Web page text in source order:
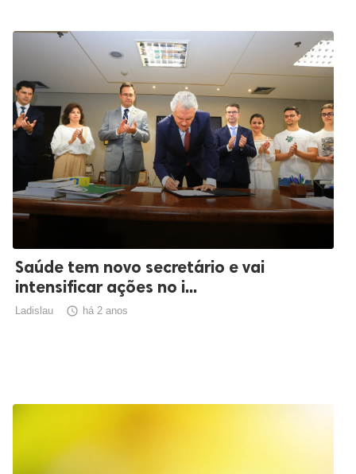
Saúde tem novo secretário e vai
intensificar ações no i...
Ladislau  há 2 anos